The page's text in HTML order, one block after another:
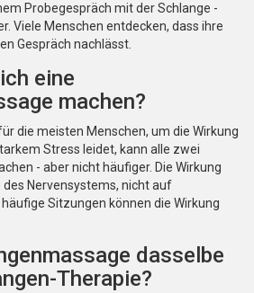
Probegespräch mit der Schlange -
Viele Menschen entdecken, dass ihre
Gespräch nachlässt.
eine
machen?
die meisten Menschen, um die Wirkung
Stress leidet, kann alle zwei
- aber nicht häufiger. Die Wirkung
Nervensystems, nicht auf
Sitzungen können die Wirkung
dasselbe
Therapie?